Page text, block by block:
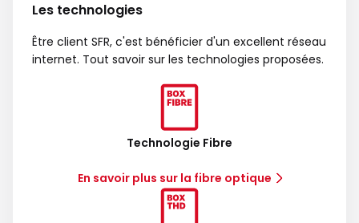
Les technologies
Être client SFR, c'est bénéficier d'un excellent réseau
internet. Tout savoir sur les technologies proposées.
Technologie Fibre
En savoir plus sur la fibre optique